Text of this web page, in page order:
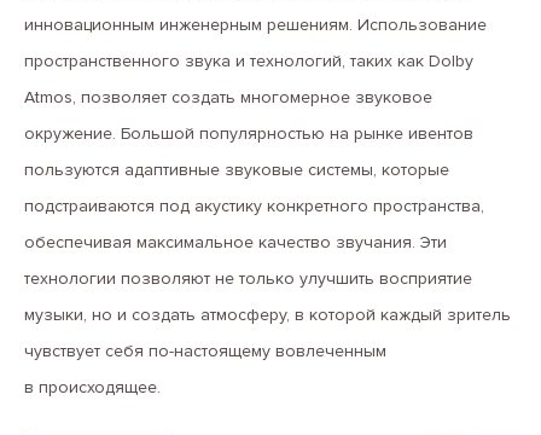
инновационным инженерным решениям. Использование
пространственного звука и технологий, таких как Dolby
Atmos, позволяет создать многомерное звуковое
окружение. Большой популярностью на рынке ивентов
пользуются адаптивные звуковые системы, которые
подстраиваются под акустику конкретного пространства,
обеспечивая максимальное качество звучания. Эти
технологии позволяют не только улучшить восприятие
музыки, но и создать атмосферу, в которой каждый зритель
чувствует себя по-настоящему вовлеченным
в происходящее.